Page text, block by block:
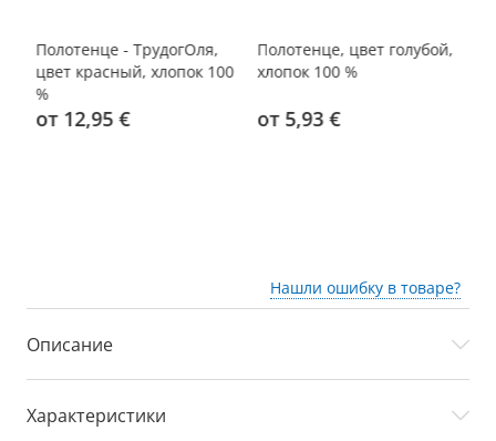
Полотенце - ТрудогОля,
цвет красный, хлопок 100
%
от 12,95 €
Полотенце, цвет голубой,
хлопок 100 %
от 5,93 €
Нашли ошибку в товаре?
Описание
Характеристики